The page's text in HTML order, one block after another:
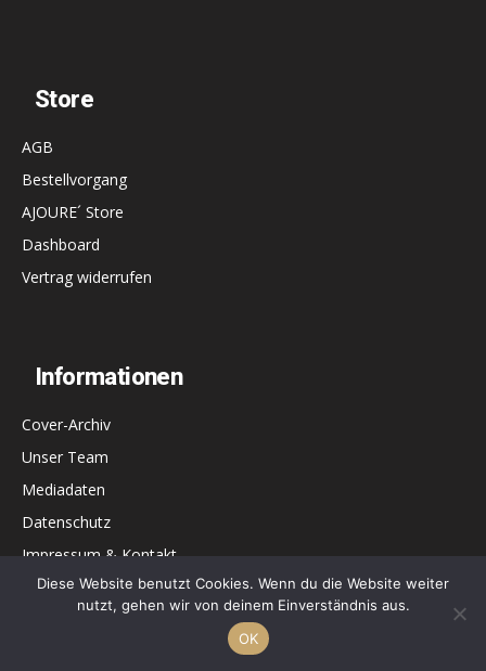
Store
AGB
Bestellvorgang
AJOURE´ Store
Dashboard
Vertrag widerrufen
Informationen
Cover-Archiv
Unser Team
Mediadaten
Datenschutz
Impressum & Kontakt
AJOURE´ on Social Media
Diese Website benutzt Cookies. Wenn du die Website weiter
nutzt, gehen wir von deinem Einverständnis aus.
OK